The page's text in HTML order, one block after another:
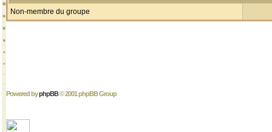
Non-membre du groupe
Powered byphpBB© 2001 phpBB Group